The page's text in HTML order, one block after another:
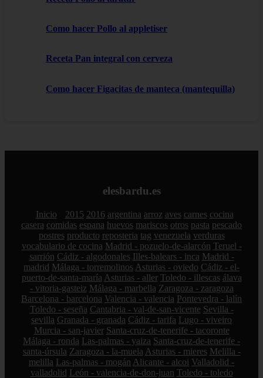
Como hacer Pollo al appletiser
Receta Pan integral con cerveza
Como hacer Figacitas de manteca (mantequilla)
elesbardu.es
Inicio 2015 2016 argentina arroz aves carnes cocina
casera comidas espana huevos mariscos otros pasta pescado
postres producto reposteria tag venezuela verduras
vocabulario de cocina Madrid - pozuelo-de-alarcón Teruel -
sarrión Cádiz - algodonales Illes-balears - inca Madrid -
madrid Málaga - torremolinos Asturias - oviedo Cádiz - el-
puerto-de-santa-maría Asturias - aller Toledo - illescas álava
- vitoria-gasteiz Málaga - marbella Zaragoza - zaragoza
Barcelona - barcelona Valencia - valencia Pontevedra - lalín
Toledo - seseña Cantabria - val-de-san-vicente Sevilla -
sevilla Granada - granada Cádiz - tarifa Lugo - viveiro
Murcia - san-javier Santa-cruz-de-tenerife - tacoronte
Málaga - ronda Las-palmas - yaiza Santa-cruz-de-tenerife -
santa-úrsula Zaragoza - la-muela Asturias - mieres Melilla -
melilla Las-palmas - mogán Alicante - alcoi Valladolid -
valladolid León - valencia-de-don-juan Toledo - toledo